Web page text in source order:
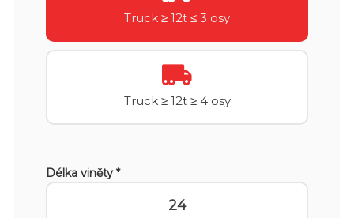
Truck ≥ 12t ≤ 3 osy
Truck ≥ 12t ≥ 4 osy
Délka viněty *
24